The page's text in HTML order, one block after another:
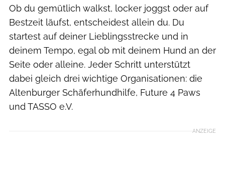
Ob du gemütlich walkst, locker joggst oder auf
Bestzeit läufst, entscheidest allein du. Du
startest auf deiner Lieblingsstrecke und in
deinem Tempo, egal ob mit deinem Hund an der
Seite oder alleine. Jeder Schritt unterstützt
dabei gleich drei wichtige Organisationen: die
Altenburger Schäferhundhilfe, Future 4 Paws
und TASSO e.V.
ANZEIGE